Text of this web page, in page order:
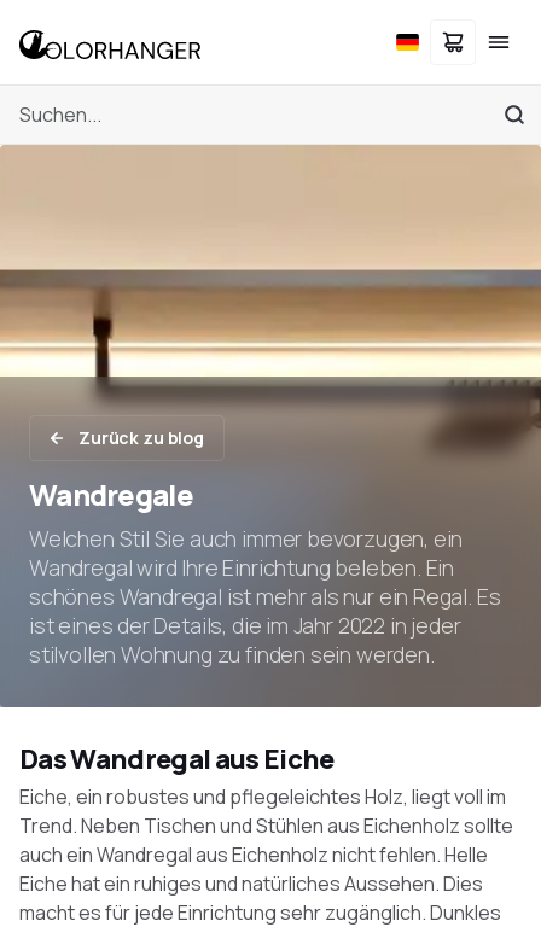
Zurück zu blog
Wandregale
Welchen Stil Sie auch immer bevorzugen, ein
Wandregal wird Ihre Einrichtung beleben. Ein
schönes Wandregal ist mehr als nur ein Regal. Es
ist eines der Details, die im Jahr 2022 in jeder
stilvollen Wohnung zu finden sein werden.
Das Wandregal aus Eiche
Eiche, ein robustes und pflegeleichtes Holz, liegt voll im
Trend. Neben Tischen und Stühlen aus Eichenholz sollte
auch ein Wandregal aus Eichenholz nicht fehlen. Helle
Eiche hat ein ruhiges und natürliches Aussehen. Dies
macht es für jede Einrichtung sehr zugänglich. Dunkles